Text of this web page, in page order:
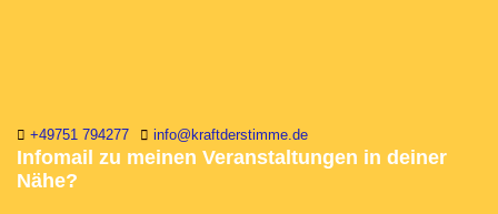
+49751 794277 info@kraftderstimme.de
Infomail zu meinen Veranstaltungen in deiner
Nähe?